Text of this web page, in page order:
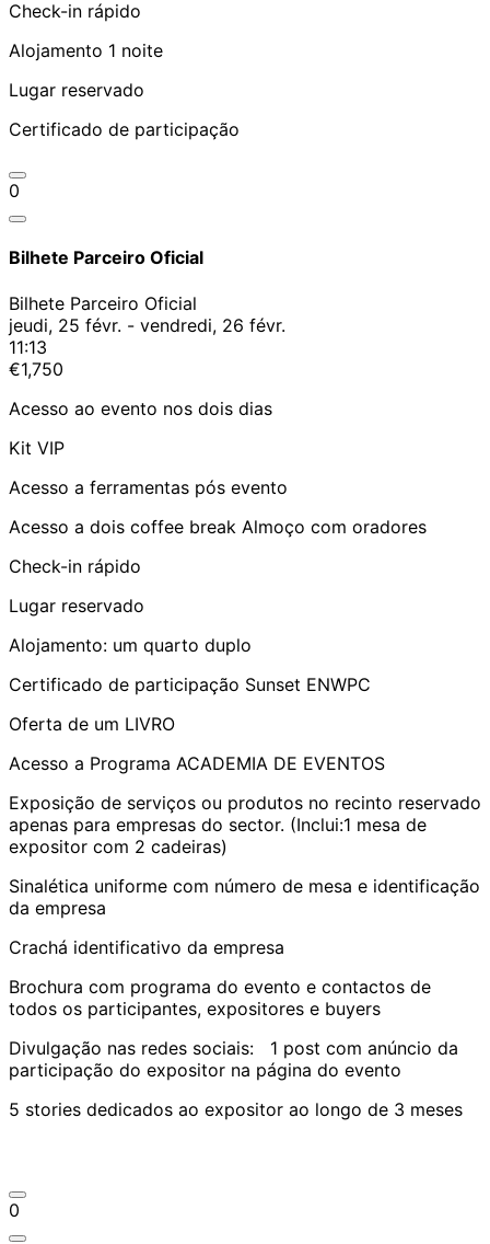
Check-in rápido
Alojamento 1 noite
Lugar reservado
Certificado de participação
0
Bilhete Parceiro Oficial
Bilhete Parceiro Oficial
jeudi, 25 févr. - vendredi, 26 févr.
11:13
€1,750
Acesso ao evento nos dois dias
Kit VIP
Acesso a ferramentas pós evento
Acesso a dois coffee break Almoço com oradores
Check-in rápido
Lugar reservado
Alojamento: um quarto duplo
Certificado de participação Sunset ENWPC
Oferta de um LIVRO
Acesso a Programa ACADEMIA DE EVENTOS
Exposição de serviços ou produtos no recinto reservado
apenas para empresas do sector. (Inclui:1 mesa de
expositor com 2 cadeiras)
Sinalética uniforme com número de mesa e identificação
da empresa
Crachá identificativo da empresa
Brochura com programa do evento e contactos de
todos os participantes, expositores e buyers
Divulgação nas redes sociais: 1 post com anúncio da
participação do expositor na página do evento
5 stories dedicados ao expositor ao longo de 3 meses
0